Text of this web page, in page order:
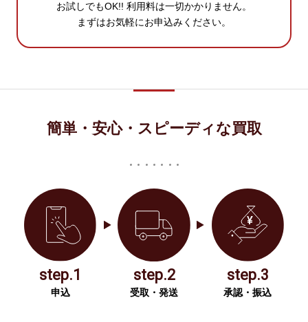
お試しでもOK!! 利用料は一切かかりません。
まずはお気軽にお申込みください。
簡単・安心・スピーディな買取
step.1
申込
step.2
受取・発送
step.3
承認・振込